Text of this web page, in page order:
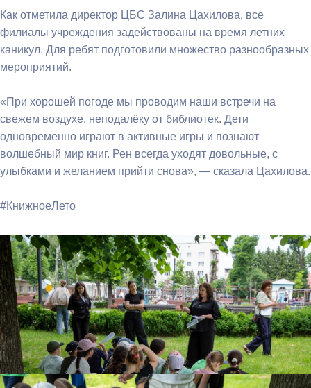
Как отметила директор ЦБС Залина Цахилова, все
филиалы учреждения задействованы на время летних
каникул. Для ребят подготовили множество разнообразных
мероприятий.
«При хорошей погоде мы проводим наши встречи на
свежем воздухе, неподалёку от библиотек. Дети
одновременно играют в активные игры и познают
волшебный мир книг. Рен всегда уходят довольные, с
улыбками и желанием прийти снова», — сказала Цахилова.
#КнижноеЛето